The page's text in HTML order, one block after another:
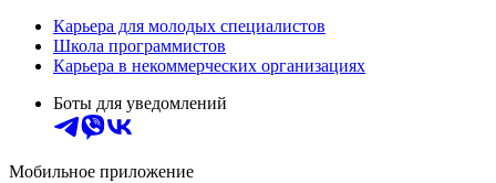
Карьера для молодых специалистов
Школа программистов
Карьера в некоммерческих организациях
Боты для уведомлений
Мобильное приложение